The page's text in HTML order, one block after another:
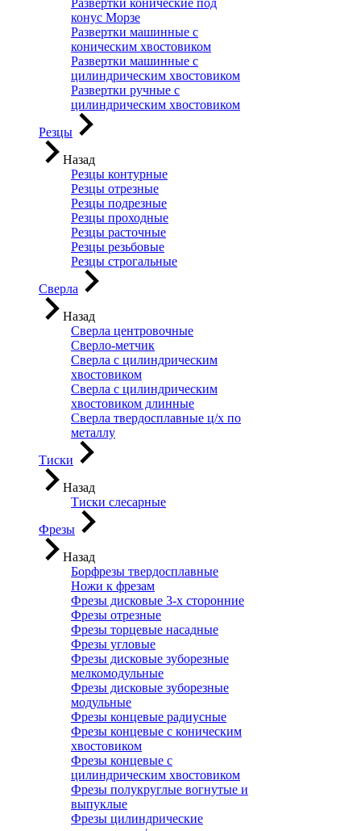
Развертки конические под
конус Морзе
Развертки машинные с
коническим хвостовиком
Развертки машинные с
цилиндрическим хвостовиком
Развертки ручные с
цилиндрическим хвостовиком
Резцы
Назад
Резцы контурные
Резцы отрезные
Резцы подрезные
Резцы проходные
Резцы расточные
Резцы резьбовые
Резцы строгальные
Сверла
Назад
Сверла центровочные
Сверло-метчик
Сверла с цилиндрическим
хвостовиком
Сверла с цилиндрическим
хвостовиком длинные
Сверла твердосплавные ц/х по
металлу
Тиски
Назад
Тиски слесарные
Фрезы
Назад
Борфрезы твердосплавные
Ножи к фрезам
Фрезы дисковые 3-х сторонние
Фрезы отрезные
Фрезы торцевые насадные
Фрезы угловые
Фрезы дисковые зуборезные
мелкомодульные
Фрезы дисковые зуборезные
модульные
Фрезы концевые радиусные
Фрезы концевые с коническим
хвостовиком
Фрезы концевые с
цилиндрическим хвостовиком
Фрезы полукруглые вогнутые и
выпуклые
Фрезы цилиндрические